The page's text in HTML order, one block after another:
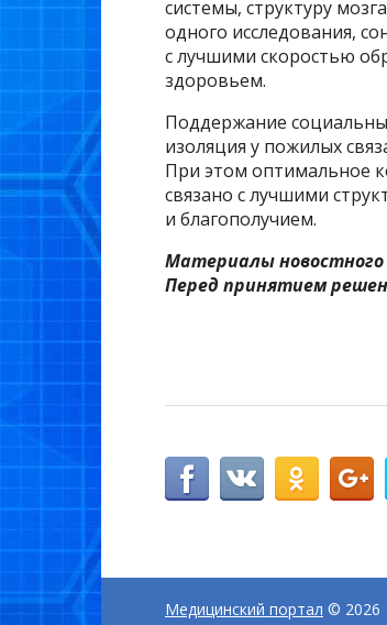
системы, структуру
одного исследования,
с лучшими скоростью
здоровьем.
Поддержание
изоляция у пожилых
При этом оптимальное
связано с лучшими
и благополучием.
Материалы новостного
Перед принятием
Медицинский портал © 2026